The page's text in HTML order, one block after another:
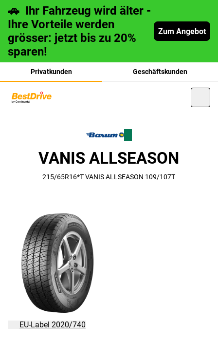
🚗 Ihr Fahrzeug wird älter -
Ihre Vorteile werden
grösser: jetzt bis zu 20%
sparen!
Zum Angebot
Privatkunden Geschäftskunden
VANIS ALLSEASON
215/65R16*T VANIS ALLSEASON 109/107T
EU-Label 2020/740